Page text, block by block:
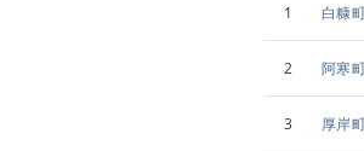
1 白糠
2 阿寒
3 厚岸